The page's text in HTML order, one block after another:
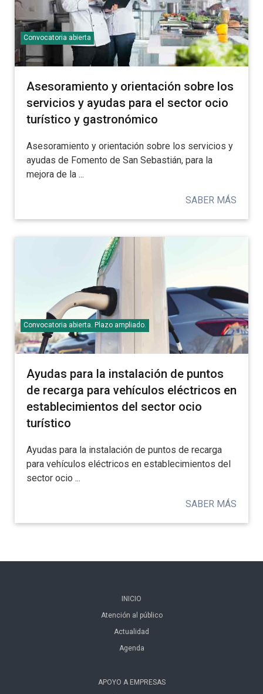
Asesoramiento y orientación sobre los
servicios y ayudas para el sector ocio
turístico y gastronómico
Convocatoria abierta
Asesoramiento y orientación sobre los servicios y
ayudas de Fomento de San Sebastián, para la
mejora de la ...
SABER MÁS
Ayudas para la instalación de puntos
de recarga para vehículos eléctricos en
establecimientos del sector ocio
turístico
Convocatoria abierta. Plazo ampliado.
Ayudas para la instalación de puntos de recarga
para vehículos eléctricos en establecimientos del
sector ocio ...
SABER MÁS
INICIO
Atención al público
Actualidad
Agenda
APOYO A EMPRESAS